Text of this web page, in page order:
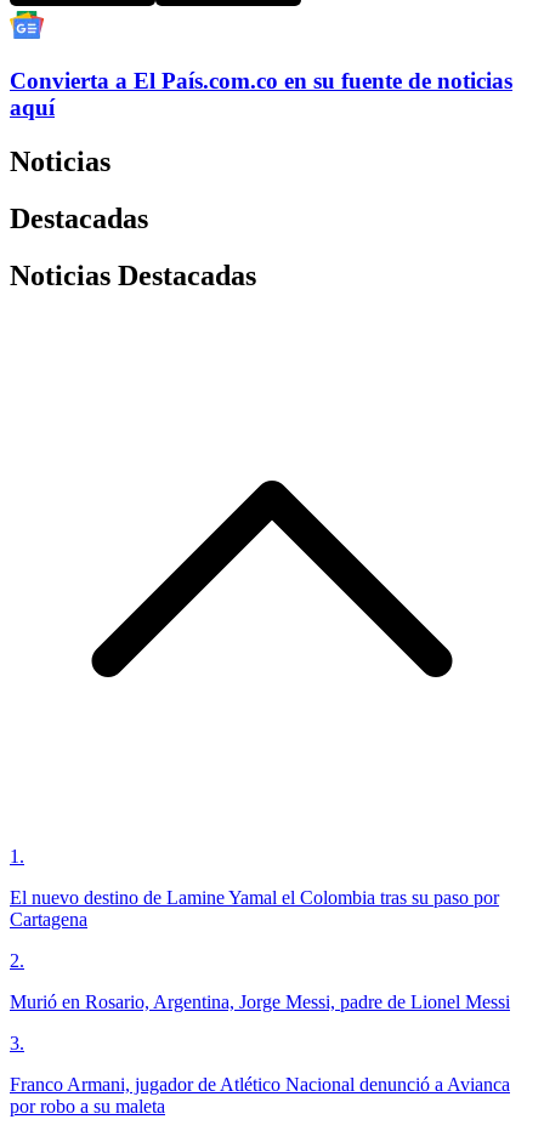
Convierta a El País.com.co en su fuente de noticias
aquí
Noticias
Destacadas
Noticias Destacadas
1 .
El nuevo destino de Lamine Yamal el Colombia tras su paso por
Cartagena
2.
Murió en Rosario, Argentina, Jorge Messi, padre de Lionel Messi
3.
Franco Armani, jugador de Atlético Nacional denunció a Avianca
por robo a su maleta